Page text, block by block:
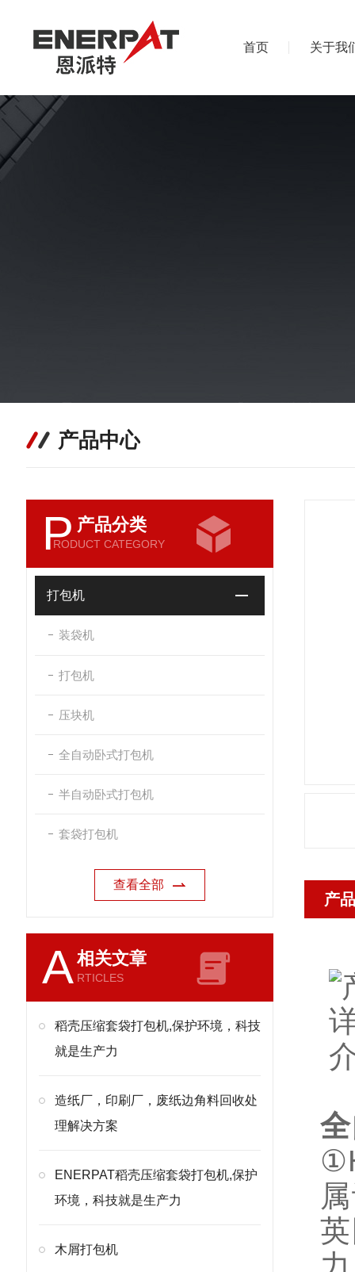
首页 关于我
产品中心
P 产品分类
RODUCT CATEGORY
打包机
装袋机
打包机
压块机
全自动卧式打包机
半自动卧式打包机
套袋打包机
查看全部
A相关文章
RTICLES
稻壳压缩套袋打包机,保护环境，科技
就是生产力
造纸厂，印刷厂，废纸边角料回收处
理解决方案
ENERPAT稻壳压缩套袋打包机,保护
环境，科技就是生产力
木屑打包机
产